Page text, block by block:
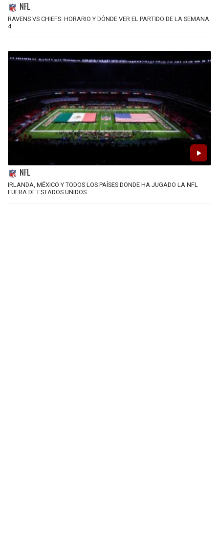
NFL
RAVENS VS CHIEFS: HORARIO Y DÓNDE VER EL PARTIDO DE LA SEMANA
4
NFL
IRLANDA, MÉXICO Y TODOS LOS PAÍSES DONDE HA JUGADO LA NFL
FUERA DE ESTADOS UNIDOS